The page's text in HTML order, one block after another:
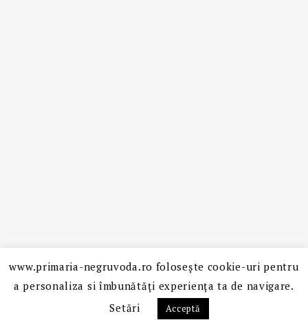
www.primaria-negruvoda.ro folosește cookie-uri pentru
a personaliza si îmbunătăți experiența ta de navigare.
Setări
Acceptă
CONTACT